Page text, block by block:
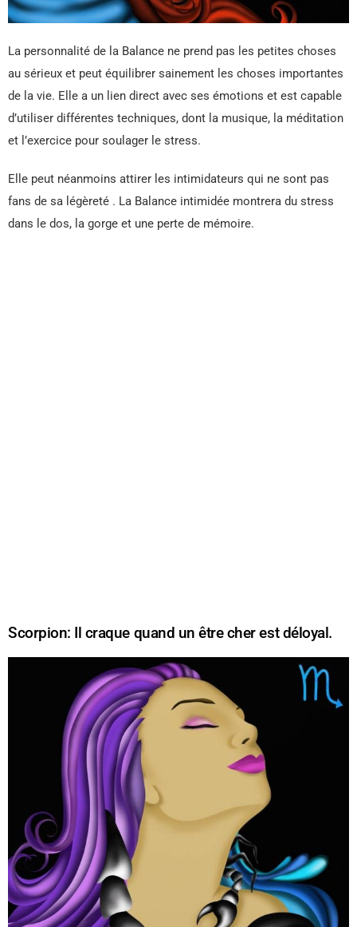
La personnalité de la Balance ne prend pas les petites choses
au sérieux et peut équilibrer sainement les choses importantes
de la vie. Elle a un lien direct avec ses émotions et est capable
d’utiliser différentes techniques, dont la musique, la méditation
et l’exercice pour soulager le stress.
Elle peut néanmoins attirer les intimidateurs qui ne sont pas
fans de sa légèreté . La Balance intimidée montrera du stress
dans le dos, la gorge et une perte de mémoire.
Scorpion: Il craque quand un être cher est déloyal.